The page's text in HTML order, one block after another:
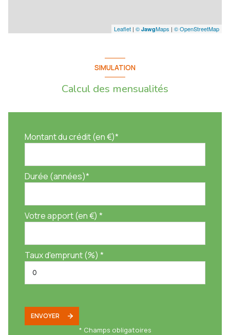
Leaflet | © JawgMaps | © OpenStreetMap
SIMULATION
Calcul des mensualités
Montant du crédit (en €)*
Durée (années)*
Votre apport (en €) *
Taux d'emprunt (%) *
ENVOYER
* Champs obligatoires